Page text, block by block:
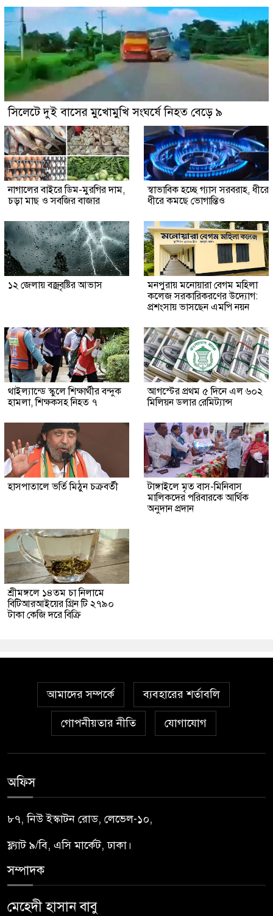
সিলেটে দুই বাসের মুখোমুখি সংঘর্ষে নিহত বেড়ে ৯
নাগালের বাইরে ডিম-মুরগির দাম,
চড়া মাছ ও সবজির বাজার
স্বাভাবিক হচ্ছে গ্যাস সরবরাহ, ধীরে
ধীরে কমছে ভোগান্তিও
১২ জেলায় বজ্রবৃষ্টির আভাস
মনপুরায় মনোয়ারা বেগম মহিলা
কলেজ সরকারিকরণের উদ্যোগ:
প্রশংসায় ভাসছেন এমপি নয়ন
থাইল্যান্ডে স্কুলে শিক্ষার্থীর বন্দুক
হামলা, শিক্ষকসহ নিহত ৭
আগস্টের প্রথম ৫ দিনে এল ৬০২
মিলিয়ন ডলার রেমিট্যান্স
হাসপাতালে ভর্তি মিঠুন চক্রবর্তী
টাঙ্গাইলে মৃত বাস-মিনিবাস
মালিকদের পরিবারকে আর্থিক
অনুদান প্রদান
শ্রীমঙ্গলে ১৪তম চা নিলামে
বিটিআরআইয়ের গ্রিন টি ২৭৯০
টাকা কেজি দরে বিক্রি
আমাদের সম্পর্কে ব্যবহারের শর্তাবলি
গোপনীয়তার নীতি যোগাযোগ
অফিস
৮৭, নিউ ইস্কাটন রোড, লেভেল-১০,
ফ্ল্যাট ৯/বি, এসি মার্কেট, ঢাকা।
সম্পাদক
মেহেদী হাসান বাবু